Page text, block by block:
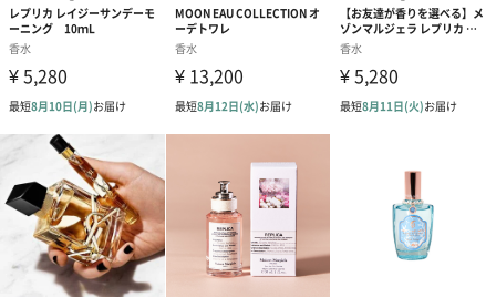
ダンボール装飾（ひま
わり）（720円）
ーリップ）（720円）
イトピンク×
ト）（580円）
紙袋